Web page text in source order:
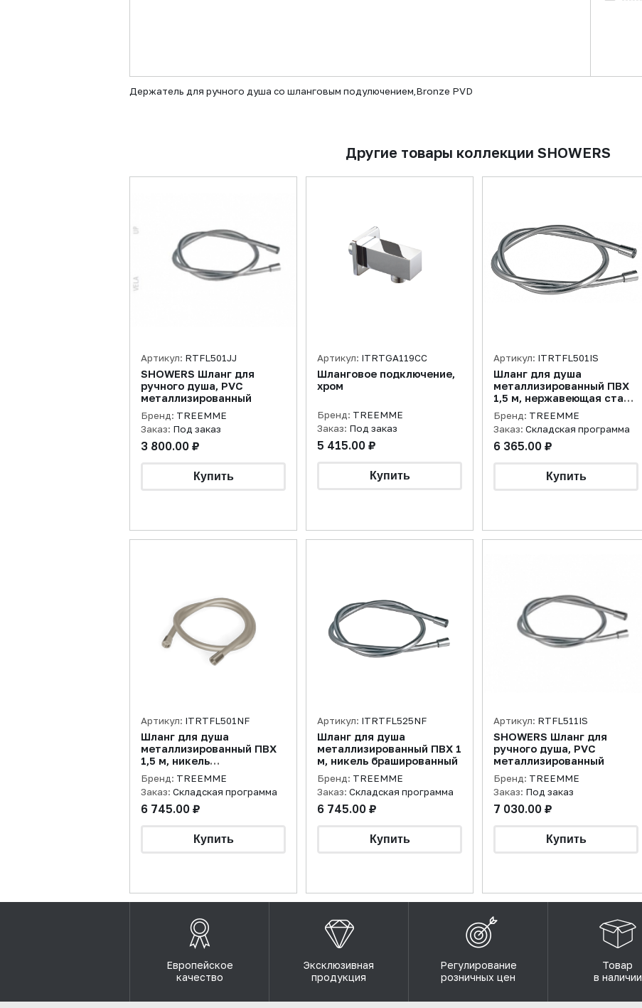
Держатель для ручного душа со шланговым подулючением,Bronze PVD
Другие товары коллекции SHOWERS
Артикул: RTFL501JJ
SHOWERS Шланг для
ручного душа, PVC
металлизированный
Бренд: TREEMME
Заказ: Под заказ
3 800.00 ₽
Артикул: ITRTGA119CC
Шланговое подключение,
хром
Бренд: TREEMME
Заказ: Под заказ
5 415.00 ₽
Артикул: ITRTFL501IS
Шланг для душа
металлизированный ПВХ
1,5 м, нержавеющая сталь
брашированная
Бренд: TREEMME
Заказ: Складская программа
6 365.00 ₽
Артикул: ITRTFL501NF
Шланг для душа
металлизированный ПВХ
1,5 м, никель
брашированный
Бренд: TREEMME
Заказ: Складская программа
6 745.00 ₽
Артикул: ITRTFL525NF
Шланг для душа
металлизированный ПВХ 1
м, никель брашированный
Бренд: TREEMME
Заказ: Складская программа
6 745.00 ₽
Артикул: RTFL511IS
SHOWERS Шланг для
ручного душа, PVC
металлизированный
Бренд: TREEMME
Заказ: Под заказ
7 030.00 ₽
Европейское
качество
Эксклюзивная
продукция
Регулирование
розничных цен
Товар
в наличии